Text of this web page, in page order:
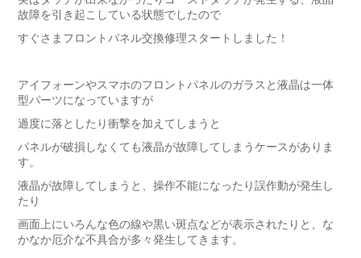
故障を引き起こしている状態でしたので
すぐさまフロントパネル交換修理スタートしました！
アイフォーンやスマホのフロントパネルのガラスと液晶は一体
型パーツになっていますが
過度に落としたり衝撃を加えてしまうと
パネルが破損しなくても液晶が故障してしまうケースがありま
す。
液晶が故障してしまうと、操作不能になったり誤作動が発生し
たり
画面上にいろんな色の線や黒い斑点などが表示されたりと、な
かなか厄介な不具合が多々発生してきます。